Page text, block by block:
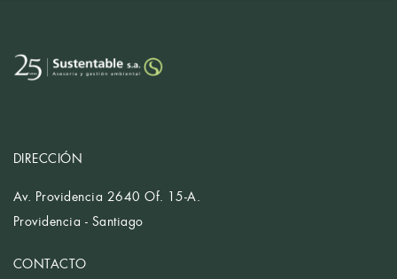
DIRECCIÓN
Av. Providencia 2640 Of. 15-A.
Providencia - Santiago
CONTACTO